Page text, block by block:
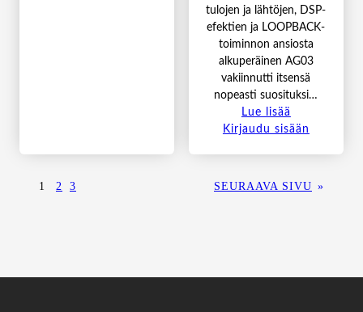
tulojen ja lähtöjen, DSP-
efektien ja LOOPBACK-
toiminnon ansiosta
alkuperäinen AG03
vakiinnutti itsensä
nopeasti suosituksi…
Lue lisää
Kirjaudu sisään
1 2 3 SEURAAVA SIVU »